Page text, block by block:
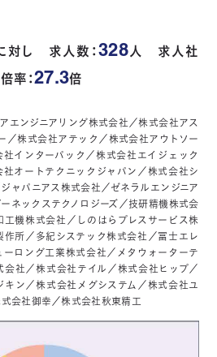
対し 求人数：328人 求人社
率：27.3倍
エンジニアリング株式会社／株式会社アス
／株式会社アテック／株式会社アウトソー
インターパック／株式会社エイジェック
社オートテクニックジャパン／株式会社シ
ジャパニアス株式会社／ゼネラルエンジニア
ネックステクノロジーズ／技研精機株式会
機株式会社／しのはらプレスサービス株
所／多紀システック株式会社／冨士エレ
ロング工業株式会社／メタウォーターテ
社／株式会社テイル／株式会社ヒップ／
ン／株式会社メグシステム／株式会社ユ
会社御幸／株式会社秋東精工